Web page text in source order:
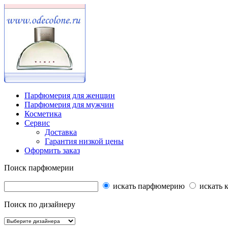
Парфюмерия для женщин
Парфюмерия для мужчин
Косметика
Сервис
Доставка
Гарантия низкой цены
Оформить заказ
Поиск парфюмерии
искать парфюмерию искать
Поиск по дизайнеру